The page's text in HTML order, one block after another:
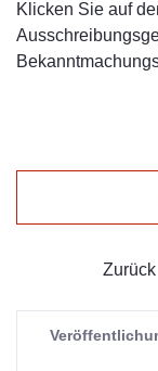
Klicken Sie auf
Zurück